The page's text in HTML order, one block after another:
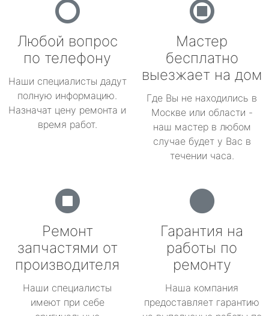
Любой вопрос
по телефону
Наши специалисты дадут
полную информацию.
Назначат цену ремонта и
время работ.
Мастер
бесплатно
выезжает на дом
Где Вы не находились в
Москве или области -
наш мастер в любом
случае будет у Вас в
течении часа.
Ремонт
запчастями от
производителя
Наши специалисты
имеют при себе
Гарантия на
работы по
ремонту
Наша компания
предоставляет гарантию